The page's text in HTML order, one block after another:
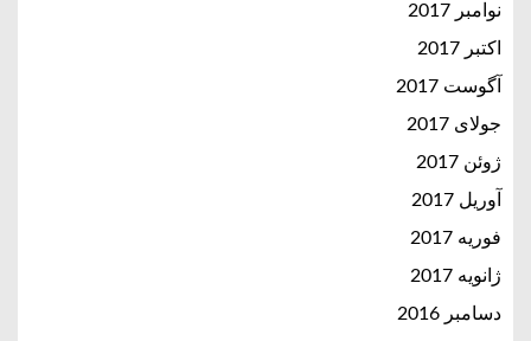
نوامبر 2017
اکتبر 2017
آگوست 2017
جولای 2017
ژوئن 2017
آوریل 2017
فوریه 2017
ژانویه 2017
دسامبر 2016